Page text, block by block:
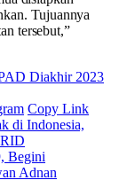
Tujuannya
tersebut,”
Diakhir 2023
Copy Link
di Indonesia,
Begini
Adnan